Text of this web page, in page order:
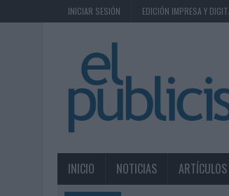
INICIAR SESIÓN EDICIÓN IMPRESA Y
INICIO NOTICIAS ARTÍCULOS